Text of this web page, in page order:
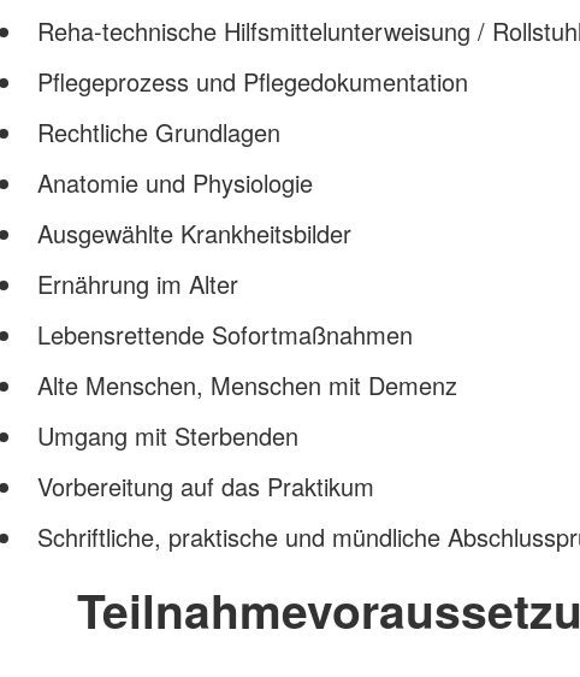
Reha-technische Hilfsmittelunterweisung /
Pflegeprozess und Pflegedokumentation
Rechtliche Grundlagen
Anatomie und Physiologie
Ausgewählte Krankheitsbilder
Ernährung im Alter
Lebensrettende Sofortmaßnahmen
Alte Menschen, Menschen mit Demenz
Umgang mit Sterbenden
Vorbereitung auf das Praktikum
Schriftliche, praktische und mündliche